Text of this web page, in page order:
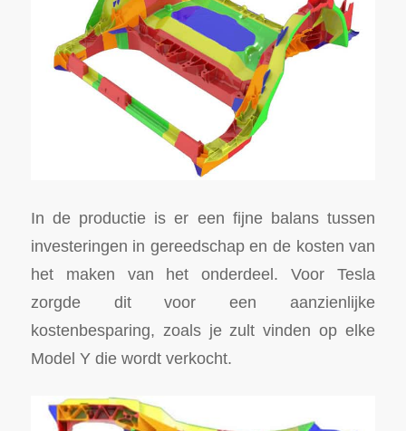
In de productie is er een fijne balans tussen
investeringen in gereedschap en de kosten van
het maken van het onderdeel. Voor Tesla
zorgde dit voor een aanzienlijke
kostenbesparing, zoals je zult vinden op elke
Model Y die wordt verkocht.